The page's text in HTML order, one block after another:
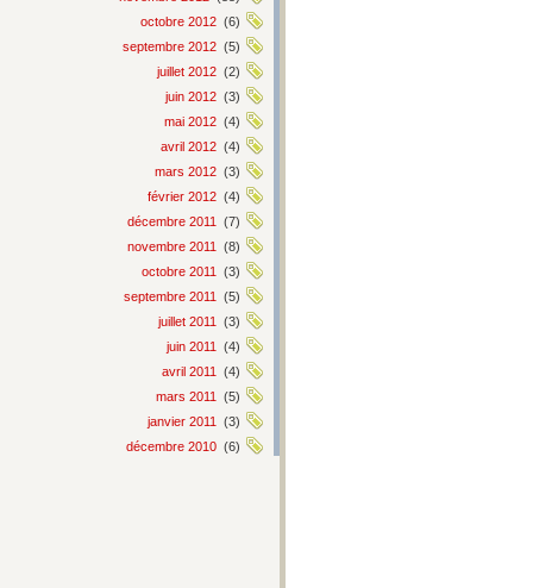
octobre 2012 (6)
septembre 2012 (5)
juillet 2012 (2)
juin 2012 (3)
mai 2012 (4)
avril 2012 (4)
mars 2012 (3)
février 2012 (4)
décembre 2011
(7)
novembre 2011
(8)
octobre 2011
(3)
septembre 2011
(5)
juillet 2011
(3)
juin 2011
(4)
avril 2011
(4)
mars 2011
(5)
janvier 2011
(3)
décembre 2010 (6)